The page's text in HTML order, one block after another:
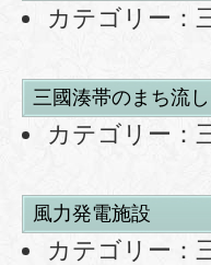
カテゴリー：
三國湊帯のまち流し
カテゴリー：
風力発電施設
カテゴリー：